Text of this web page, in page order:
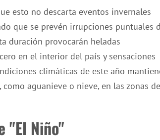
esto no descarta eventos invernales
que se prevén irrupciones puntuales
duración provocarán heladas
en el interior del país y sensaciones
climáticas de este año
aguanieve o nieve, en las zonas de
"El Niño"